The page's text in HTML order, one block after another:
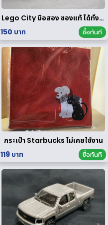
Lego City มือสอง ของแท้ ได้ทั้งหมดตามรูป
150 บาท
ซื้อทันที
กระเป๋า Starbucks ไม่เคยใช้งาน
119 บาท
ซื้อทันที